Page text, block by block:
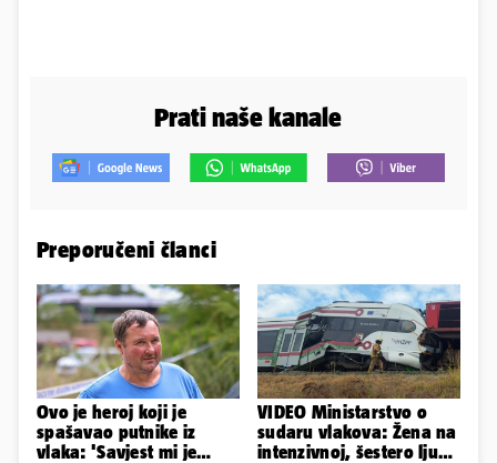
Prati naše kanale
Preporučeni članci
Ovo je heroj koji je
spašavao putnike iz
vlaka: 'Savjest mi je
VIDEO Ministarstvo o
sudaru vlakova: Žena na
intenzivnoj, šestero ljudi